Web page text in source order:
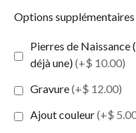
Options supplémentaires
Pierres de Naissance
déjà une)(+$ 10.00)
Gravure(+$ 12.00)
Ajout couleur(+$